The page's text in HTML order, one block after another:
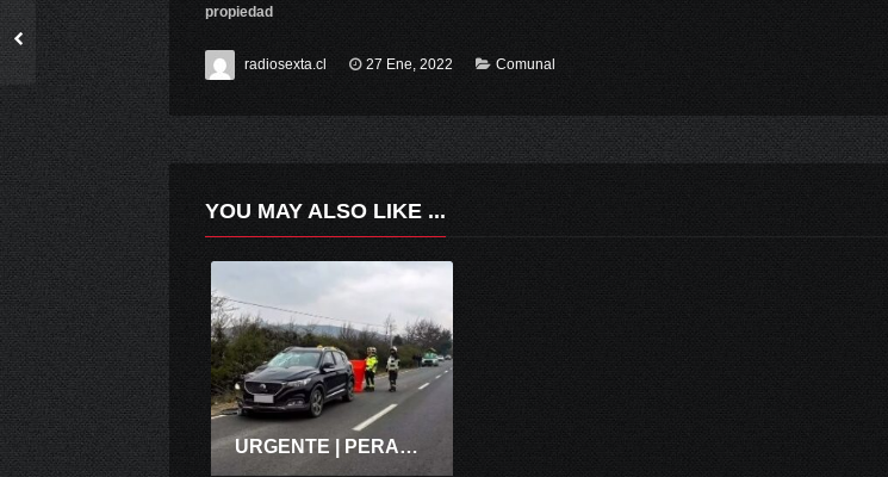
propiedad
radiosexta.cl 27 Ene, 2022 Comunal
YOU MAY ALSO LIKE ...
URGENTE | PERALILLO